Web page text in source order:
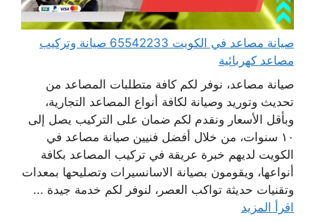
صيانة مصاعد في الكويت 65542233 صيانة وتركيب
مصاعد كهربائية
صيانة مصاعد، نوفر لكم كافة متطلبات المصاعد من
تحديث وتوريد وصيانة لكافة أنواع المصاعد التجارية،
وبأقل الأسعار ونقدم لكم ضمان على التركيب يصل إلى
١٠ سنوات، من خلال أفضل فنيين صيانة مصاعد في
الكويت لديهم خبرة عريقة في تركيب المصاعد بكافة
أنواعها، ويقومون بصيانة الاسانسيرات وتصليحها بمعدات
وتقنيات حديثة تواكب العصر، لنوفر لكم خدمة جيدة ...
اقرأ المزيد